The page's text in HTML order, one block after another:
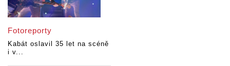
Fotoreporty
Kabát oslavil 35 let na scéně
i v...